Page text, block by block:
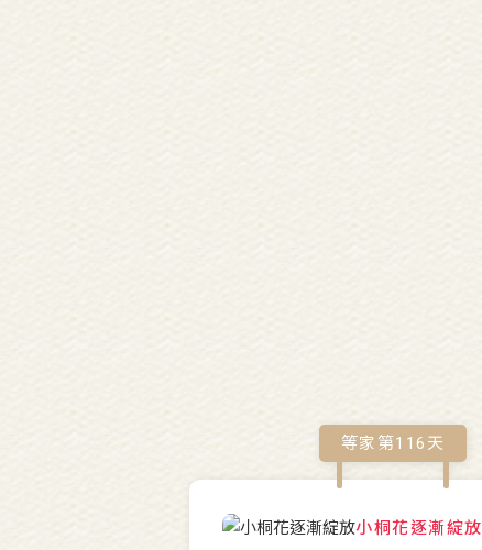
等家第116 天
小桐花逐漸綻放